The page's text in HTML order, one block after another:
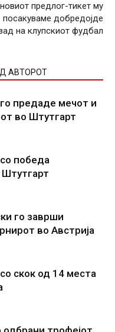
предлог-тикет му
посакуваме добредојде
на клупскиот фудбал
АВТОРОТ
предаде мечот и
во Штутгарт
победа
го заврши
во Австрија
скок од 14 места